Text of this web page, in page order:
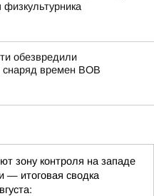
обезвредили
снаряд времен ВОВ
зону контроля на западе
— итоговая сводка